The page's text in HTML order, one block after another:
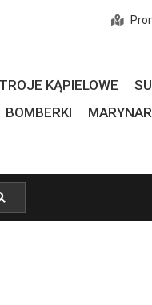
KĄPIELOWE
BOMBERKI